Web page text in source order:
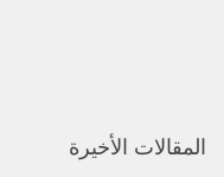
المقالات الأخيرة